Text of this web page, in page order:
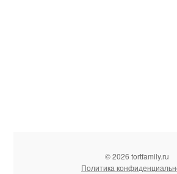
© 2026 tortfamily.ru
Политика